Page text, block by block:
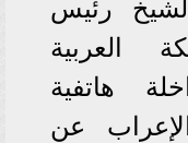
رئيس
العربية
هاتفية
عن